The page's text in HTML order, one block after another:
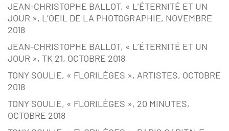
JEAN-CHRISTOPHE BALLOT, « L’ÉTERNITÉ ET UN
JOUR », L’OEIL DE LA PHOTOGRAPHIE, NOVEMBRE
2018
JEAN-CHRISTOPHE BALLOT, « L’ÉTERNITÉ ET UN
JOUR », TK 21, OCTOBRE 2018
TONY SOULIE, « FLORILÈGES », ARTISTES, OCTOBRE
2018
TONY SOULIE, « FLORILÈGES », 20 MINUTES,
OCTOBRE 2018